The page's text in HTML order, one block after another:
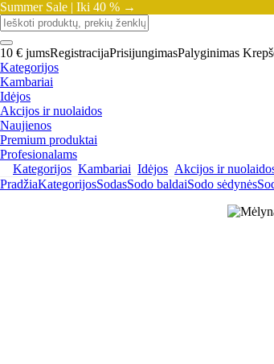
Summer Sale | Iki 40 % →
10 € jumsRegistracijaPrisijungimasPalyginimas
Kategorijos
Kambariai
Idėjos
Akcijos ir nuolaidos
Naujienos
Premium produktai
Profesionalams
Kategorijos Kambariai Idėjos Akcijos ir
PradžiaKategorijosSodasSodo baldaiSodo sėdynės